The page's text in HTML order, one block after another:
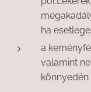
ha
a
valamint